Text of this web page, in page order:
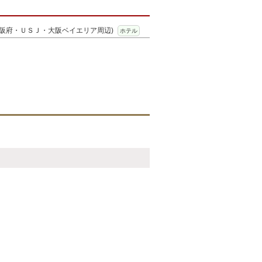
府・ＵＳＪ・大阪ベイエリア周辺) ホテル